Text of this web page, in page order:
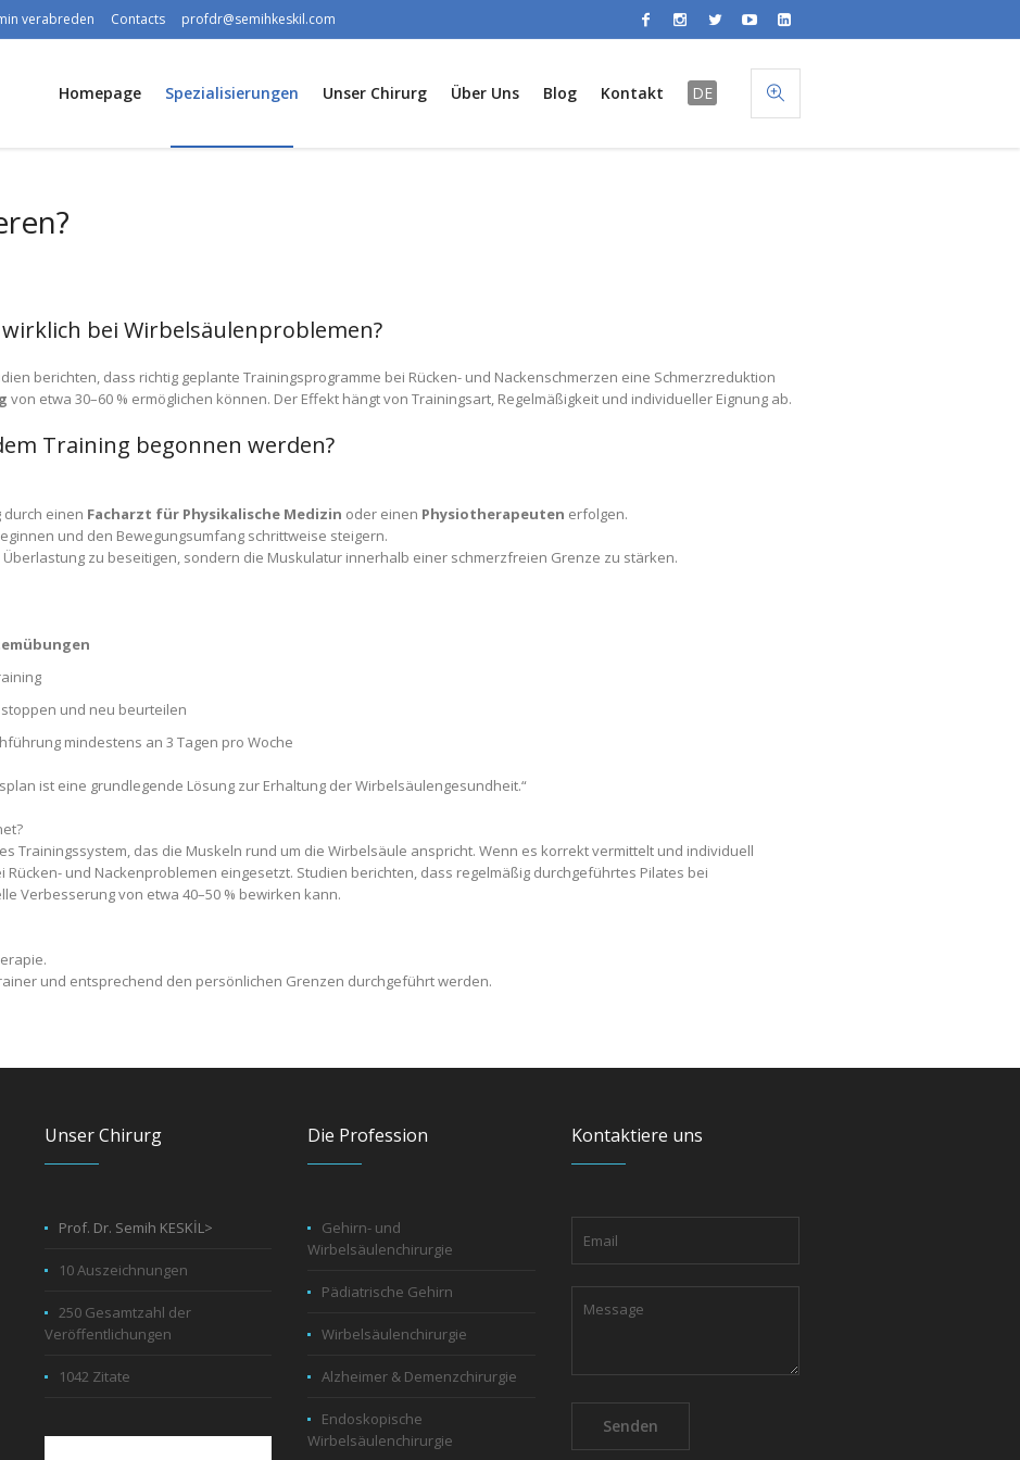
verabreden Contacts profdr@semihkeskil.com
Homepage Spezialisierungen Unser Chirurg Über Uns Blog Kontakt DE
wirklich bei Wirbelsäulenproblemen?
berichten, dass richtig geplante Trainingsprogramme bei Rücken- und Nackenschmerzen eine Schmerzreduktion
von etwa 30–60 % ermöglichen können. Der Effekt hängt von Trainingsart, Regelmäßigkeit und individueller Eignung ab.
Training begonnen werden?
durch einen Facharzt für Physikalische Medizin oder einen Physiotherapeuten erfolgen.
und den Bewegungsumfang schrittweise steigern.
Überlastung zu beseitigen, sondern die Muskulatur innerhalb einer schmerzfreien Grenze zu stärken.
und neu beurteilen
mindestens an 3 Tagen pro Woche
ist eine grundlegende Lösung zur Erhaltung der Wirbelsäulengesundheit.“
Trainingssystem, das die Muskeln rund um die Wirbelsäule anspricht. Wenn es korrekt vermittelt und individuell
Rücken- und Nackenproblemen eingesetzt. Studien berichten, dass regelmäßig durchgeführtes Pilates bei
Verbesserung von etwa 40–50 % bewirken kann.
und entsprechend den persönlichen Grenzen durchgeführt werden.
Unser Chirurg
Prof. Dr. Semih KESKİL>
10 Auszeichnungen
250 Gesamtzahl der
Veröffentlichungen
1042 Zitate
Die Profession
Gehirn- und
Wirbelsäulenchirurgie
Pädiatrische Gehirn
Wirbelsäulenchirurgie
Alzheimer & Demenzchirurgie
Endoskopische
Wirbelsäulenchirurgie
Kontaktiere uns